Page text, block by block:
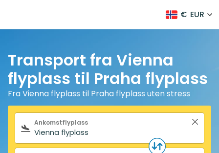
€ EUR
Transport fra Vienna
flyplass til Praha flyplass
Fra Vienna flyplass til Praha flyplass uten stress
Søkeskjema
Ankomstflyplass